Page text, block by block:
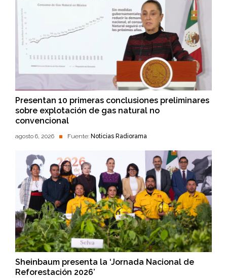
Presentan 10 primeras conclusiones preliminares
sobre explotación de gas natural no
convencional
agosto 6, 2026 Fuente: Noticias Radiorama
Sheinbaum presenta la ‘Jornada Nacional de
Reforestación 2026’